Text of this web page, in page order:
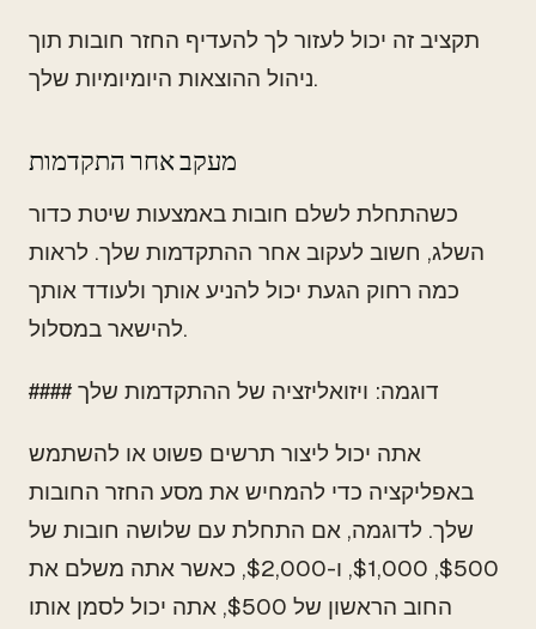
תקציב זה יכול לעזור לך להעדיף החזר חובות תוך
ניהול ההוצאות היומיומיות שלך.
מעקב אחר התקדמות
כשהתחלת לשלם חובות באמצעות שיטת כדור
השלג, חשוב לעקוב אחר ההתקדמות שלך. לראות
כמה רחוק הגעת יכול להניע אותך ולעודד אותך
להישאר במסלול.
#### דוגמה: ויזואליזציה של ההתקדמות שלך
אתה יכול ליצור תרשים פשוט או להשתמש
באפליקציה כדי להמחיש את מסע החזר החובות
שלך. לדוגמה, אם התחלת עם שלושה חובות של
$500, $1,000, ו-$2,000, כאשר אתה משלם את
החוב הראשון של $500, אתה יכול לסמן אותו